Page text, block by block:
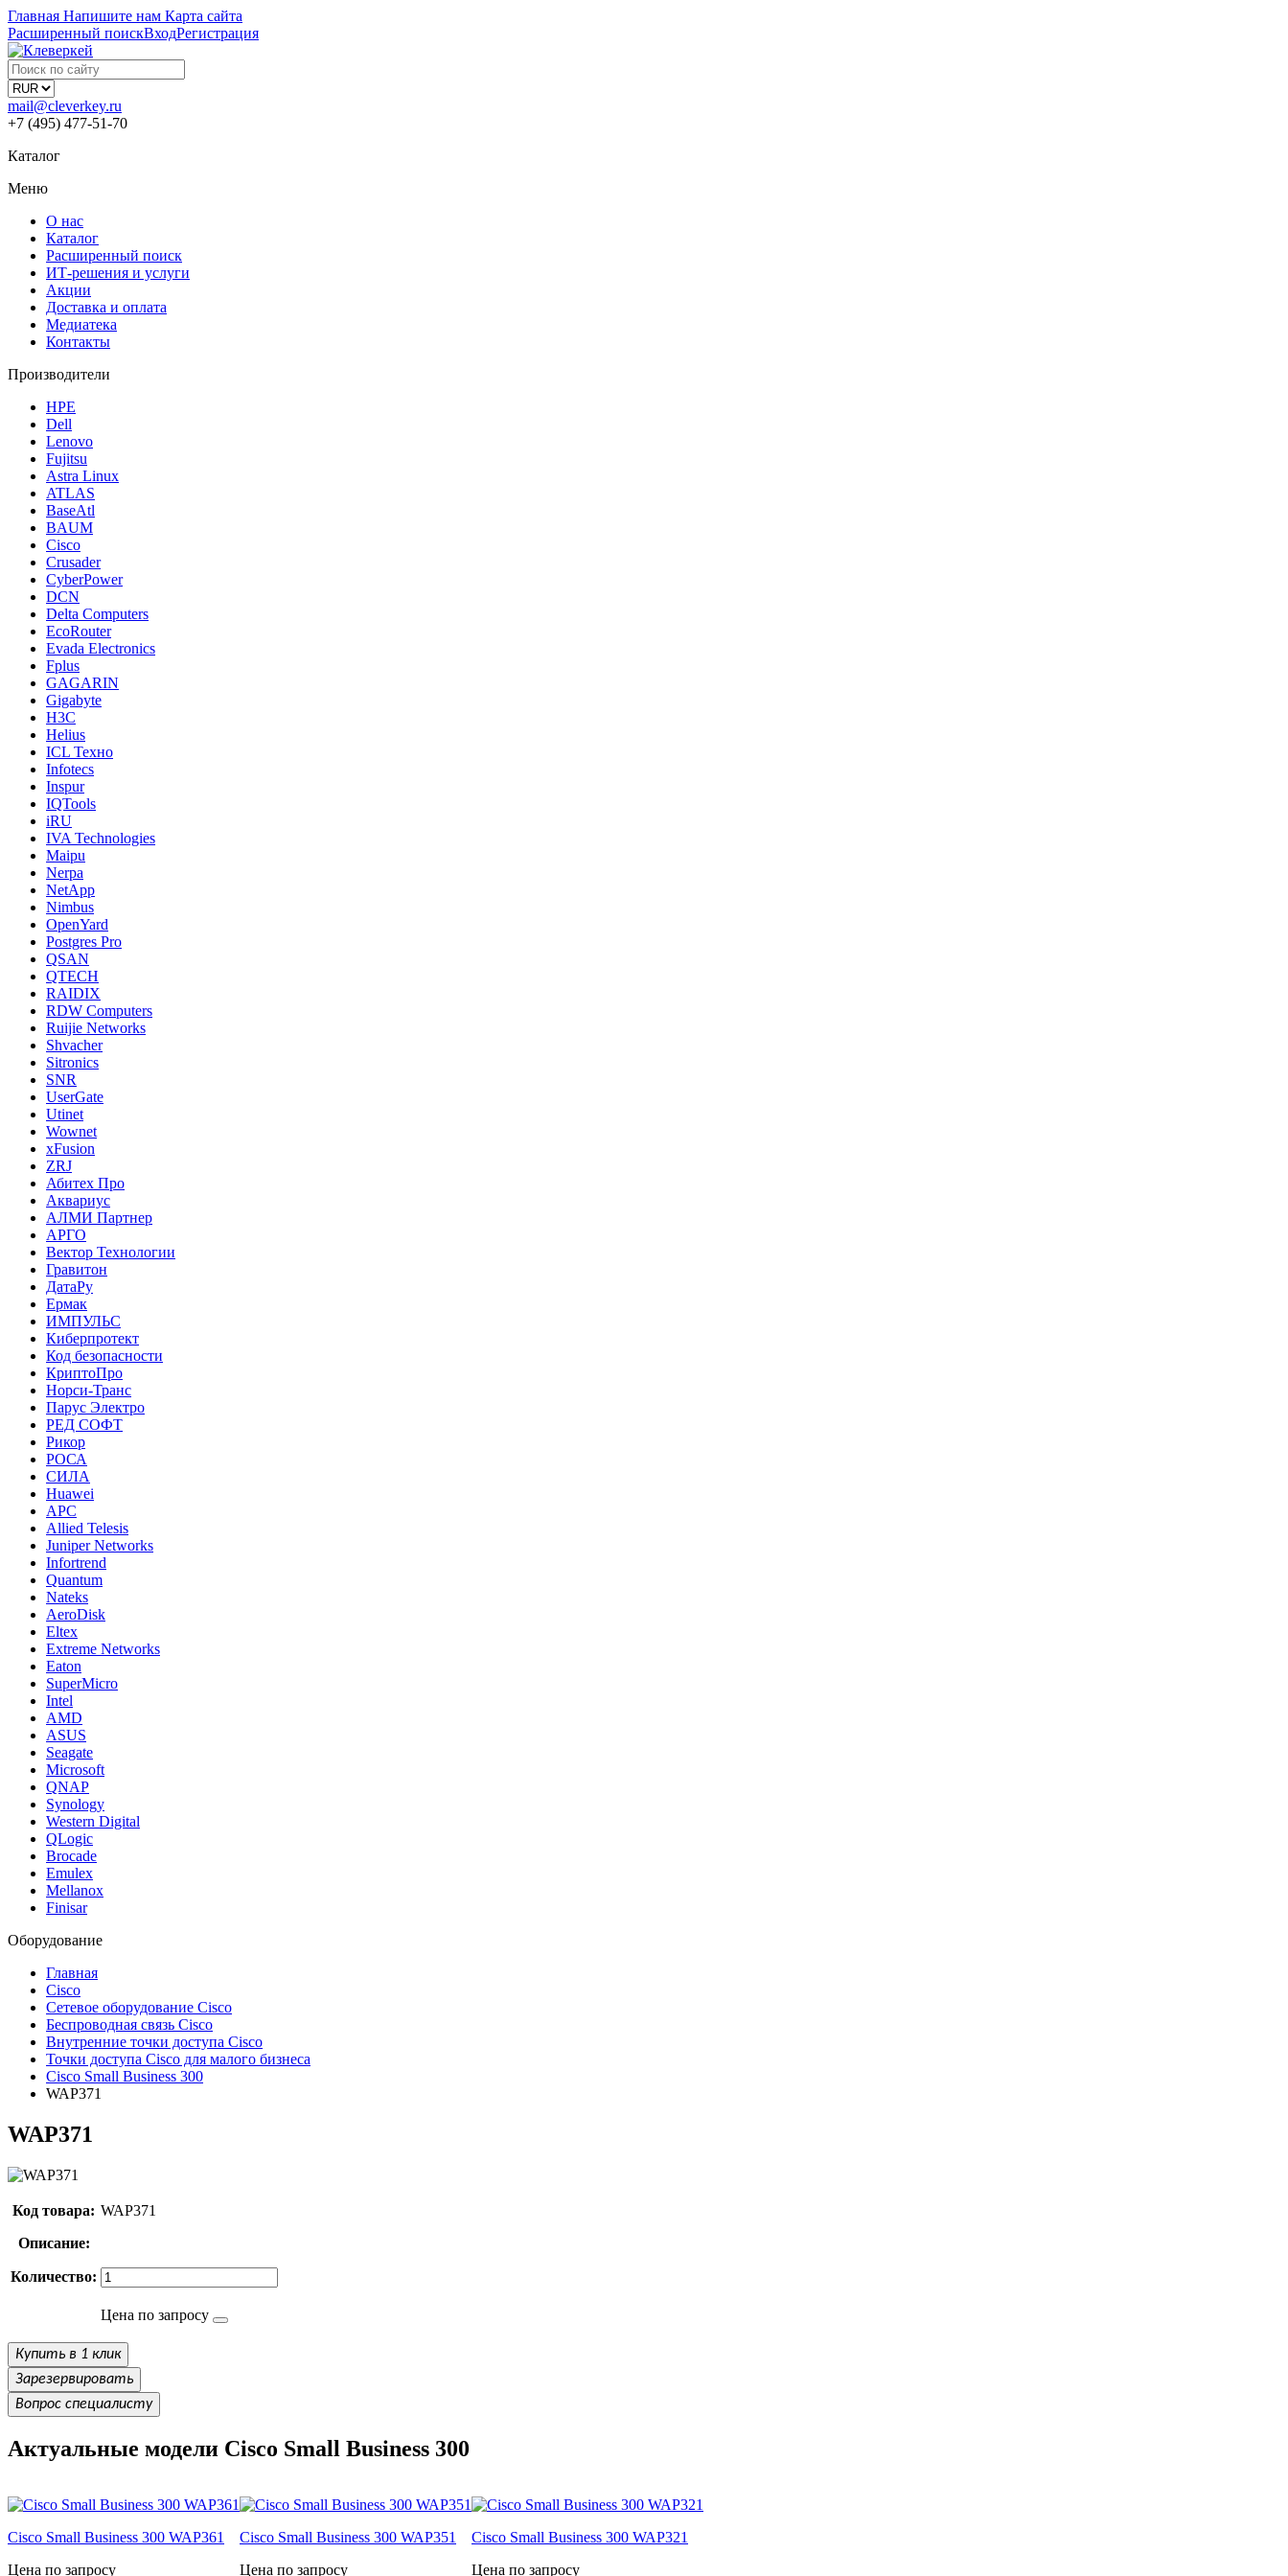
Главная Напишите нам Карта сайта
Расширенный поискВходРегистрация
mail@cleverkey.ru
+7 (495) 477-51-70
Каталог
Меню
О нас
Каталог
Расширенный поиск
ИТ-решения и услуги
Акции
Доставка и оплата
Медиатека
Контакты
Производители
HPE
Dell
Lenovo
Fujitsu
Astra Linux
ATLAS
BaseAtl
BAUM
Cisco
Crusader
CyberPower
DCN
Delta Computers
EcoRouter
Evada Electronics
Fplus
GAGARIN
Gigabyte
H3C
Helius
ICL Техно
Infotecs
Inspur
IQTools
iRU
IVA Technologies
Maipu
Nerpa
NetApp
Nimbus
OpenYard
Postgres Pro
QSAN
QTECH
RAIDIX
RDW Computers
Ruijie Networks
Shvacher
Sitronics
SNR
UserGate
Utinet
Wownet
xFusion
ZRJ
Абитех Про
Аквариус
АЛМИ Партнер
АРГО
Вектор Технологии
Гравитон
ДатаРу
Ермак
ИМПУЛЬС
Киберпротект
Код безопасности
КриптоПро
Норси-Транс
Парус Электро
РЕД СОФТ
Рикор
РОСА
СИЛА
Huawei
APC
Allied Telesis
Juniper Networks
Infortrend
Quantum
Nateks
AeroDisk
Eltex
Extreme Networks
Eaton
SuperMicro
Intel
AMD
ASUS
Seagate
Microsoft
QNAP
Synology
Western Digital
QLogic
Brocade
Emulex
Mellanox
Finisar
Оборудование
Главная
Cisco
Сетевое оборудование Cisco
Беспроводная связь Cisco
Внутренние точки доступа Cisco
Точки доступа Cisco для малого бизнеса
Cisco Small Business 300
WAP371
WAP371
Код товара: WAP371
Описание:
Количество:
Цена по запросу
Купить в 1 клик
Зарезервировать
Вопрос специалисту
Актуальные модели Cisco Small Business 300
Cisco Small Business 300 WAP361
Цена по запросу
Cisco Small Business 300 WAP351
Цена по запросу
Cisco Small Business 300 WAP321
Цена по запросу